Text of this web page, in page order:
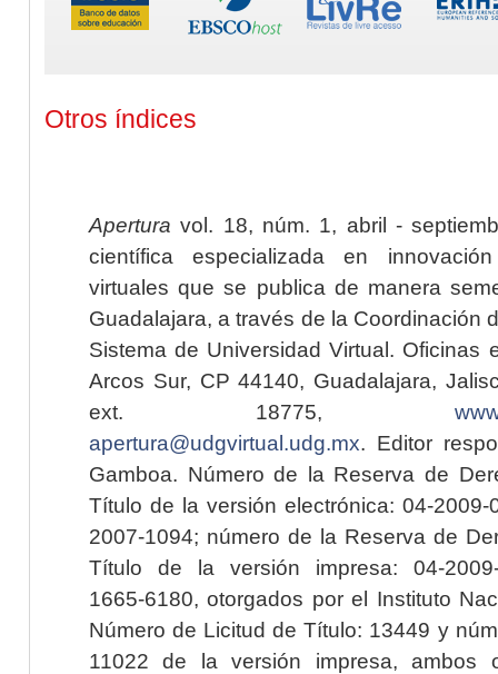
Otros índices
Apertura vol. 18, núm. 1, abril -
científica especializada en
virtuales que se publica de manera
Guadalajara, a través de la Coordinación
Sistema de Universidad Virtual. Oficinas
Arcos Sur, CP 44140, Guadalajara,
ext. 18775,
apertura@udgvirtual.udg.mx. Editor
Gamboa. Número de la Reserva de
Título de la versión electrónica: 04-2009-
2007-1094; número de la Reserva de
Título de la versión impresa: 04-2009-
1665-6180, otorgados por el Instituto
Número de Licitud de Título: 13449 y
11022 de la versión impresa, ambos